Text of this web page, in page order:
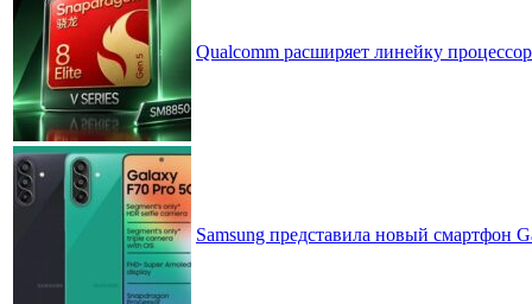
Qualcomm расширяет линейку
Samsung представила новый смартфон